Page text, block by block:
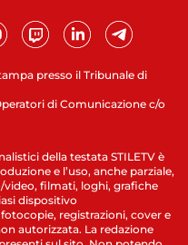
presso il Tribunale di
di Comunicazione c/o
della testata STILETV è
e l’uso, anche parziale,
filmati, loghi, grafiche
dispositivo
registrazioni, cover e
autorizzata. La redazione